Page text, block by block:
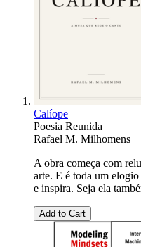
Calíope
Poesia Reunida
Rafael M. Milhomens
A obra começa com
arte. E é toda um
e inspira. Seja ela
Add to Cart